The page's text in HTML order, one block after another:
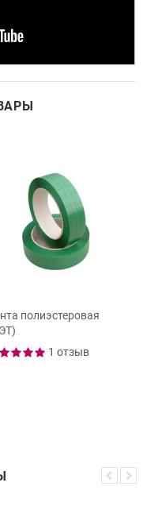
полиэстеровая
1 отзыв